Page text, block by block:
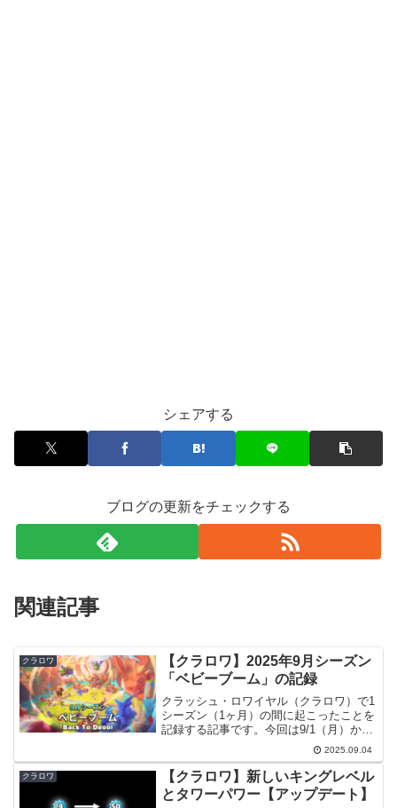
シェアする
ブログの更新をチェックする
関連記事
クラロワ
【クラロワ】2025年9月シーズン
「ベビーブーム」の記録
クラッシュ・ロワイヤル（クラロワ）で1
シーズン（1ヶ月）の間に起こったことを
記録する記事です。今回は9/1（月）から
始まった9月シーズンです。1(月) シーズ
ン開始シーズン名【英語】Back To
Drool【日本語】ベビーブーム期間【シ
ー...
2025.09.04
クラロワ
【クラロワ】新しいキングレベル
とタワーパワー【アップデート】